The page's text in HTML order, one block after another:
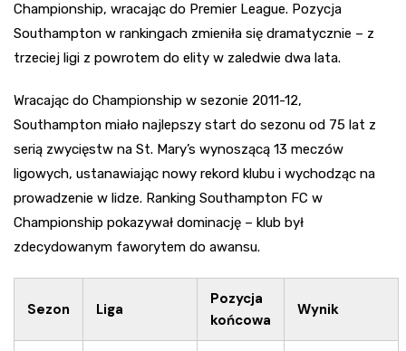
Championship, wracając do Premier League. Pozycja
Southampton w rankingach zmieniła się dramatycznie – z
trzeciej ligi z powrotem do elity w zaledwie dwa lata.
Wracając do Championship w sezonie 2011-12,
Southampton miało najlepszy start do sezonu od 75 lat z
serią zwycięstw na St. Mary’s wynoszącą 13 meczów
ligowych, ustanawiając nowy rekord klubu i wychodząc na
prowadzenie w lidze. Ranking Southampton FC w
Championship pokazywał dominację – klub był
zdecydowanym faworytem do awansu.
Sezon Liga
Pozycja
końcowa
Wynik